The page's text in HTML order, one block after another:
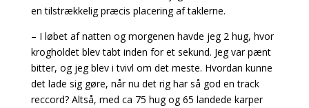
en tilstrækkelig præcis placering af taklerne.
– I løbet af natten og morgenen havde jeg 2 hug, hvor
krogholdet blev tabt inden for et sekund. Jeg var pænt
bitter, og jeg blev i tvivl om det meste. Hvordan kunne
det lade sig gøre, når nu det rig har så god en track
reccord? Altså, med ca 75 hug og 65 landede karper